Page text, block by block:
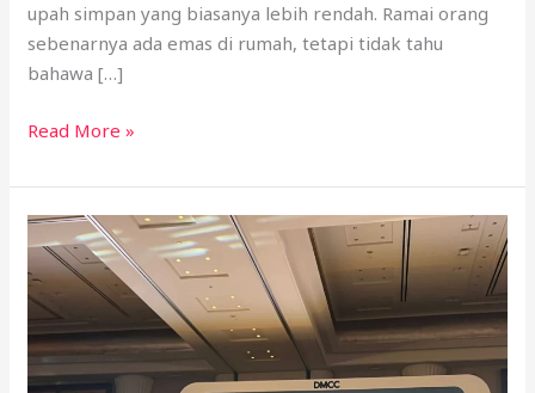
upah simpan yang biasanya lebih rendah. Ramai orang
sebenarnya ada emas di rumah, tetapi tidak tahu
bahawa […]
Read More »
ATM
Emas
Fintech
Pertama
Dunia
Kini